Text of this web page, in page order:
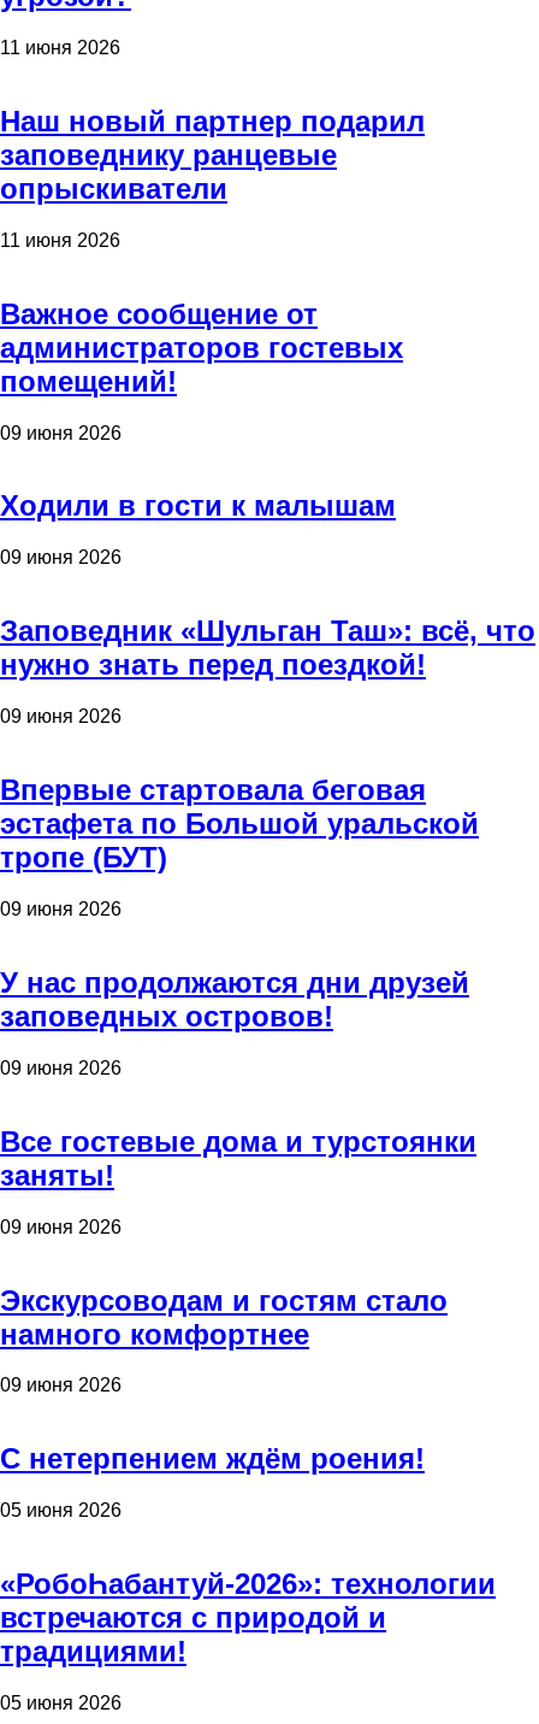
11 июня 2026
Наш новый партнер подарил
заповеднику ранцевые
опрыскиватели
11 июня 2026
Важное сообщение от
администраторов гостевых
помещений!
09 июня 2026
Ходили в гости к малышам
09 июня 2026
Заповедник «Шульган Таш»: всё, что
нужно знать перед поездкой!
09 июня 2026
Впервые стартовала беговая
эстафета по Большой уральской
тропе (БУТ)
09 июня 2026
У нас продолжаются дни друзей
заповедных островов!
09 июня 2026
Все гостевые дома и турстоянки
заняты!
09 июня 2026
Экскурсоводам и гостям стало
намного комфортнее
09 июня 2026
С нетерпением ждём роения!
05 июня 2026
«РобоҺабантуй-2026»: технологии
встречаются с природой и
традициями!
05 июня 2026